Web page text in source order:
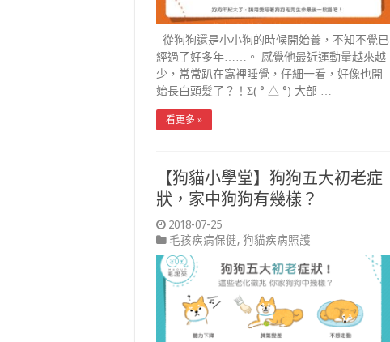
從狗狗還是小小狗的時候開始養，不知不覺已
經過了好多年……。 感覺他最近運動量越來越
少，常常趴在窩裡睡覺，仔細一看，好像也開
始長白頭髮了？！Σ( ° △ °) 大部 …
看更多 »
【狗貓小學堂】狗狗五大初老症
狀，家中狗狗有幾樣？
2018-07-25
毛孩疾病保健, 狗貓疾病照護